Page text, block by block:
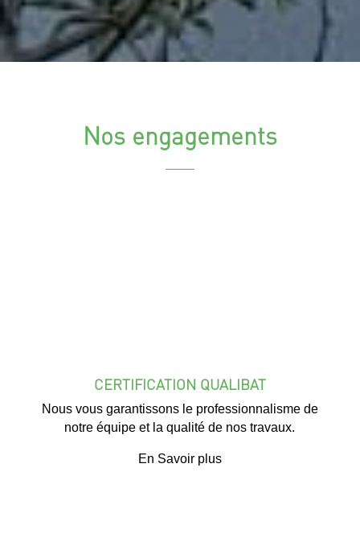
Nos engagements
CERTIFICATION QUALIBAT
Nous vous garantissons le professionnalisme de
notre équipe et la qualité de nos travaux.
En Savoir plus